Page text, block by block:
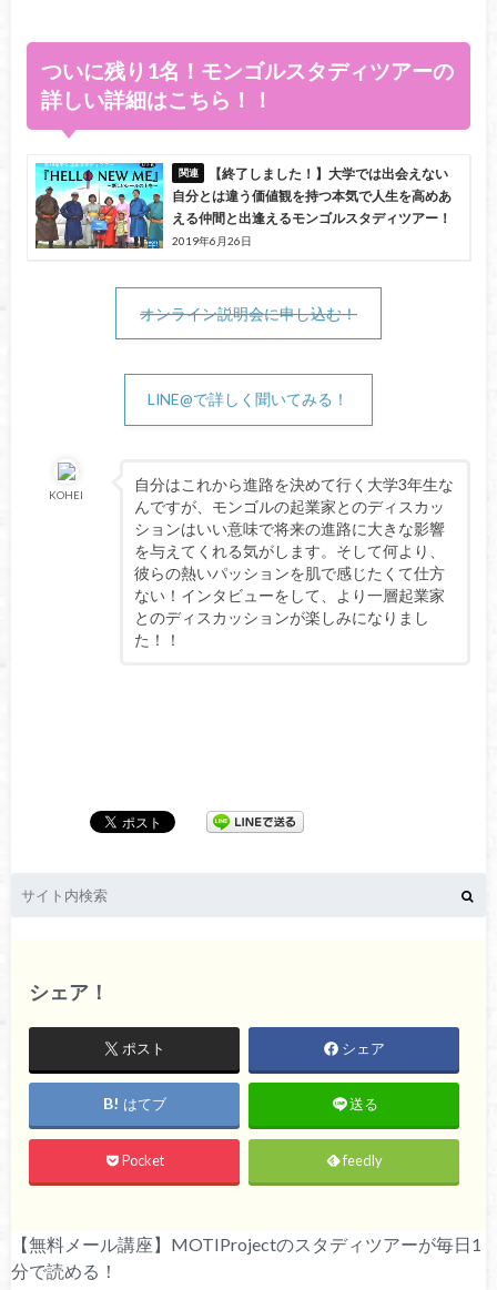
ついに残り1名！モンゴルスタディツアーの
詳しい詳細はこちら！！
【終了しました！】大学では出会えない
自分とは違う価値観を持つ本気で人生を高めあ
える仲間と出逢えるモンゴルスタディツアー！
2019年6月26日
オンライン説明会に申し込む！
LINE@で詳しく聞いてみる！
KOHEI
自分はこれから進路を決めて行く大学3年生な
んですが、モンゴルの起業家とのディスカッ
ションはいい意味で将来の進路に大きな影響
を与えてくれる気がします。そして何より、
彼らの熱いパッションを肌で感じたくて仕方
ない！インタビューをして、より一層起業家
とのディスカッションが楽しみになりまし
た！！
シェア！
ポスト シェア
はてブ 送る
Pocket feedly
【無料メール講座】MOTIProjectのスタディツアーが毎日1
分で読める！